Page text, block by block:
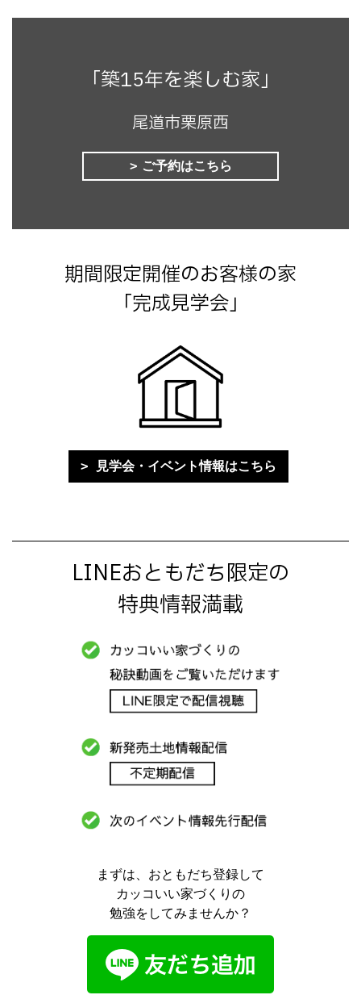
「築15年を楽しむ家」
尾道市栗原西
ご予約はこちら
期間限定開催のお客様の家
「完成見学会」
見学会・イベント情報はこちら
LINEおともだち限定の
特典情報満載
まずは、おともだち登録して
カッコいい家づくりの
勉強をしてみませんか？